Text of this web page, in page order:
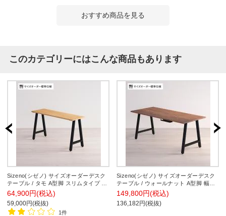
おすすめ商品を見る
このカテゴリーにはこんな商品もあります
Sizeno(シゼノ) サイズオーダーデスク
テーブル / タモ A型脚 スリムタイプ 幅
1000～1400×奥行450～600×高さ
720mm 天然木 集成材 配線スリット
64,900円(税込)
59,000円(税抜)
1件
Sizeno(シゼノ) サイズオーダーデスク
テーブル / ウォールナット A型脚 幅
1410～1800×奥行700～800×高さ
720mm 天然木 無垢材 配線収納
149,800円(税込)
136,182円(税抜)